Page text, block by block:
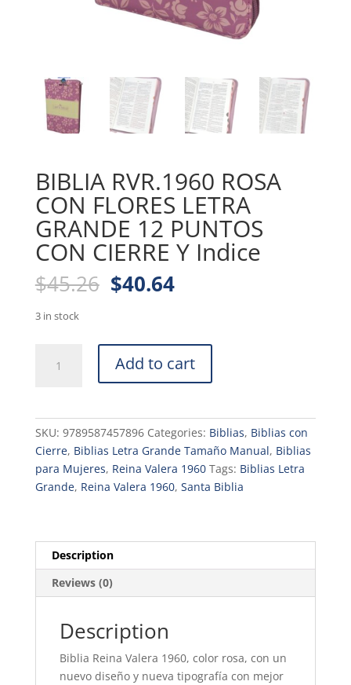
BIBLIA RVR.1960 ROSA
CON FLORES LETRA
GRANDE 12 PUNTOS
CON CIERRE Y Indice
$45.26 Original
price
$45.26.
$40.64Current
$40.64.
3 in stock
RVR.1960
LETRA
12
Indice
quantity
Add to cart
SKU: 9789587457896 Categories: Biblias, Biblias con
Cierre, Biblias Letra Grande Tamaño Manual, Biblias
para Mujeres, Reina Valera 1960 Tags: Biblias Letra
Grande, Reina Valera 1960, Santa Biblia
Description
Reviews (0)
Description
Biblia Reina Valera 1960, color rosa, con un
nuevo diseño y nueva tipografía con mejor